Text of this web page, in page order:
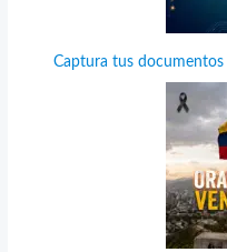
Captura tus documentos